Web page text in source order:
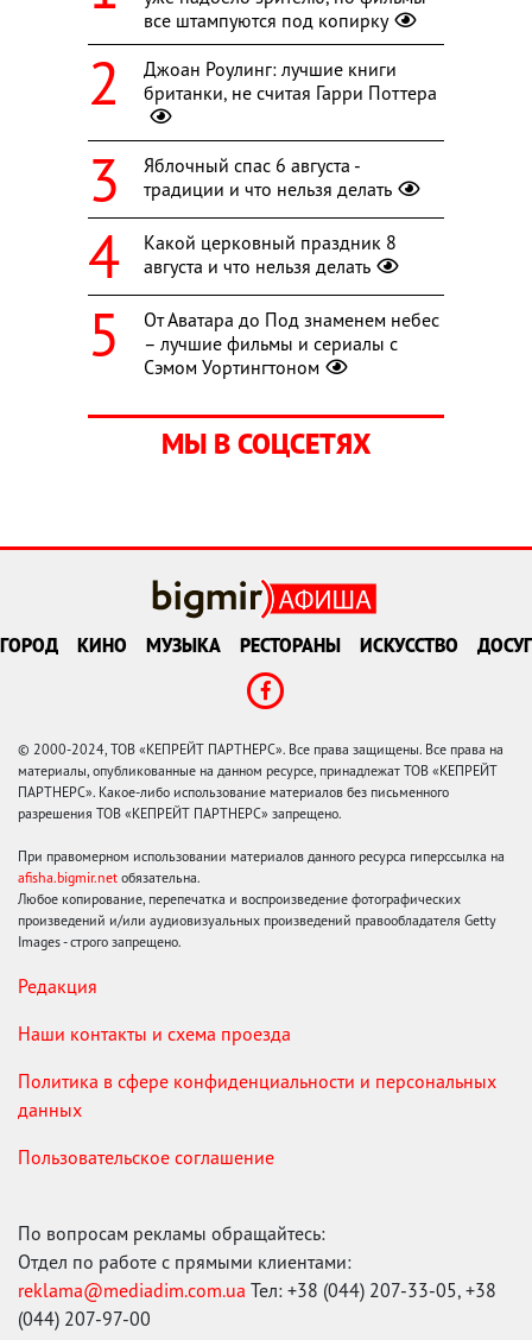
все штампуются под копирку
Джоан Роулинг: лучшие книги
британки, не считая Гарри Поттера
Яблочный спас 6 августа -
традиции и что нельзя делать
Какой церковный праздник 8
августа и что нельзя делать
От Аватара до Под знаменем небес
– лучшие фильмы и сериалы с
Сэмом Уортингтоном
МЫ В СОЦСЕТЯХ
ГОРОД КИНО МУЗЫКА РЕСТОРАНЫ ИСКУССТВО ДОСУГ
© 2000-2024, ТОВ «КЕПРЕЙТ ПАРТНЕРС». Все права защищены. Все права на
материалы, опубликованные на данном ресурсе, принадлежат ТОВ «КЕПРЕЙТ
ПАРТНЕРС». Какое-либо использование материалов без письменного
разрешения ТОВ «КЕПРЕЙТ ПАРТНЕРС» запрещено.
При правомерном использовании материалов данного ресурса гиперссылка на
afisha.bigmir.net обязательна.
Любое копирование, перепечатка и воспроизведение фотографических
произведений и/или аудиовизуальных произведений правообладателя Getty
Images - строго запрещено.
Редакция
Наши контакты и схема проезда
Политика в сфере конфиденциальности и персональных
данных
Пользовательское соглашение
По вопросам рекламы обращайтесь:
Отдел по работе с прямыми клиентами:
reklama@mediadim.com.ua Тел: +38 (044) 207-33-05, +38
(044) 207-97-00